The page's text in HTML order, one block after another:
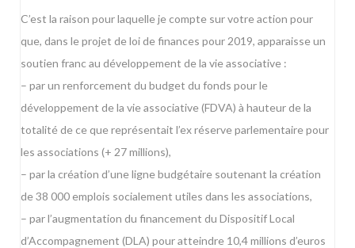
C’est la raison pour laquelle je compte sur votre action pour
que, dans le projet de loi de finances pour 2019, apparaisse un
soutien franc au développement de la vie associative :
– par un renforcement du budget du fonds pour le
développement de la vie associative (FDVA) à hauteur de la
totalité de ce que représentait l’ex réserve parlementaire pour
les associations (+ 27 millions),
– par la création d’une ligne budgétaire soutenant la création
de 38 000 emplois socialement utiles dans les associations,
– par l’augmentation du financement du Dispositif Local
d’Accompagnement (DLA) pour atteindre 10,4 millions d’euros